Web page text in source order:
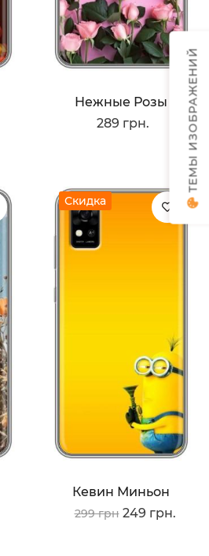
Нежные Розы
289 грн.
Скидка
Кевин Миньон
299 грн 249 грн.
ТЕМЫ ИЗОБРАЖЕНИЙ